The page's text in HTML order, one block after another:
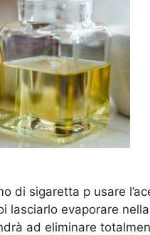
di sigaretta p usare
lasciarlo evaporare
ad eliminare